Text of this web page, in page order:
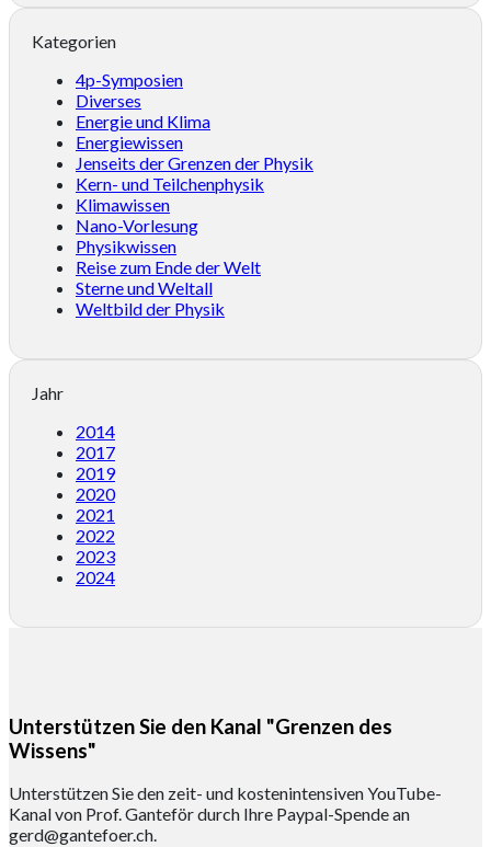
Kategorien
4p-Symposien
Diverses
Energie und Klima
Energiewissen
Jenseits der Grenzen der Physik
Kern- und Teilchenphysik
Klimawissen
Nano-Vorlesung
Physikwissen
Reise zum Ende der Welt
Sterne und Weltall
Weltbild der Physik
Jahr
2014
2017
2019
2020
2021
2022
2023
2024
Unterstützen Sie den Kanal "Grenzen des
Wissens"
Unterstützen Sie den zeit- und kostenintensiven YouTube-
Kanal von Prof. Ganteför durch Ihre Paypal-Spende an
gerd@gantefoer.ch.